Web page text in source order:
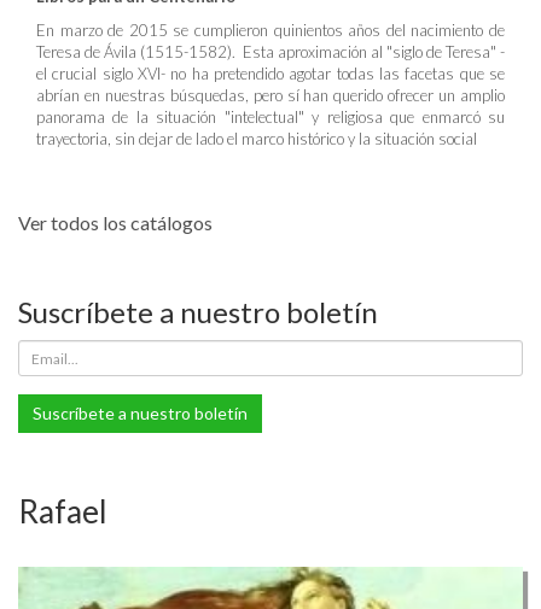
En marzo de 2015 se cumplieron quinientos años del nacimiento de
Teresa de Ávila (1515-1582). Esta aproximación al "siglo de Teresa" -
el crucial siglo XVI- no ha pretendido agotar todas las facetas que se
abrían en nuestras búsquedas, pero sí han querido ofrecer un amplio
panorama de la situación "intelectual" y religiosa que enmarcó su
trayectoria, sin dejar de lado el marco histórico y la situación social
Ver todos los catálogos
Suscríbete a nuestro boletín
Suscríbete a nuestro boletín
Rafael